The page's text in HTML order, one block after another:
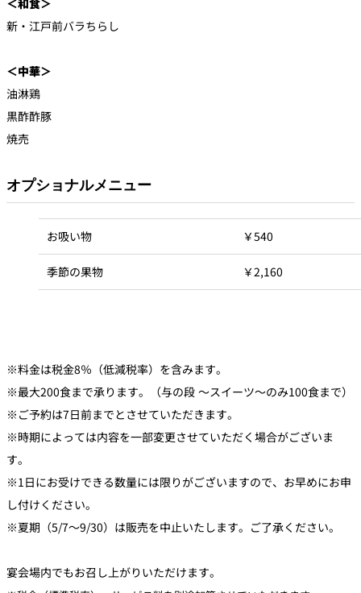
＜和食＞
新・江戸前バラちらし
＜中華＞
油淋鶏
黒酢酢豚
焼売
オプショナルメニュー
お吸い物 ￥540
季節の果物 ￥2,160
※料金は税金8％（低減税率）を含みます。
※最大200食まで承ります。（与の段 ～スイーツ～のみ100食まで）
※ご予約は7日前までとさせていただきます。
※時期によっては内容を一部変更させていただく場合がございま
す。
※1日にお受けできる数量には限りがございますので、お早めにお申
し付けください。
※夏期（5/7～9/30）は販売を中止いたします。ご了承ください。
宴会場内でもお召し上がりいただけます。